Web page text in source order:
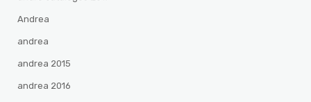
Andrea
andrea
andrea 2015
andrea 2016